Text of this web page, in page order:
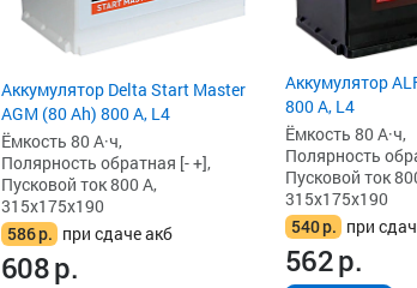
Аккумулятор Delta Start Master
AGM (80 Ah) 800 А, L4
Ёмкость 80 А·ч,
Полярность обратная [- +],
Пусковой ток 800 А,
315x175x190
586р. при сдаче акб
608р.
Аккумулятор
800 А, L4
Ёмкость 80 А·ч,
Полярность
Пусковой ток
315x175x190
540р. при
562р.